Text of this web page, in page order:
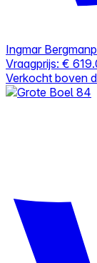
Ingmar
Vraagprijs: €
Verkocht boven